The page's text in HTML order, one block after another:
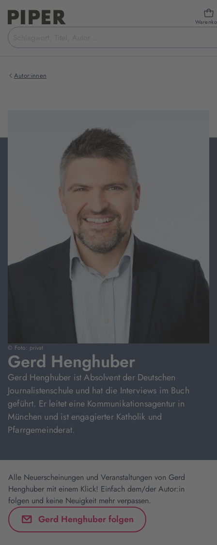
Suchbegriff
eingeben
Autor:innen
© Foto: privat
Gerd Henghuber
Gerd Henghuber ist Absolvent der Deutschen
Journalistenschule und hat die Interviews im Buch
geführt. Er leitet eine Kommunikationsagentur in
München und ist engagierter Katholik und
Pfarrgemeinderat.
Alle Neuerscheinungen und Veranstaltungen von Gerd
Henghuber mit einem Klick! Einfach dem/der Autor:in
folgen und keine Neuigkeit mehr verpassen.
Gerd Henghuber folgen